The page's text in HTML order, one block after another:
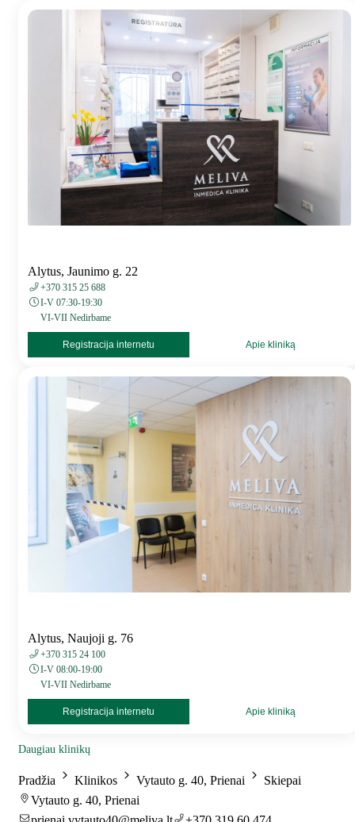
Alytus, Jaunimo g. 22
+370 315 25 688
I-V 07:30-19:30
VI-VII Nedirbame
Registracija internetu Apie kliniką
Alytus, Naujoji g. 76
+370 315 24 100
I-V 08:00-19:00
VI-VII Nedirbame
Registracija internetu Apie kliniką
Daugiau klinikų
Pradžia Klinikos Vytauto g. 40, Prienai
Skiepai
Vytauto g. 40, Prienai